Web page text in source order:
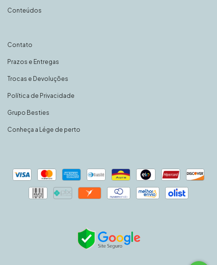
Conteúdos
Contato
Prazos e Entregas
Trocas e Devoluções
Política de Privacidade
Grupo Besties
Conheça a Lége de perto